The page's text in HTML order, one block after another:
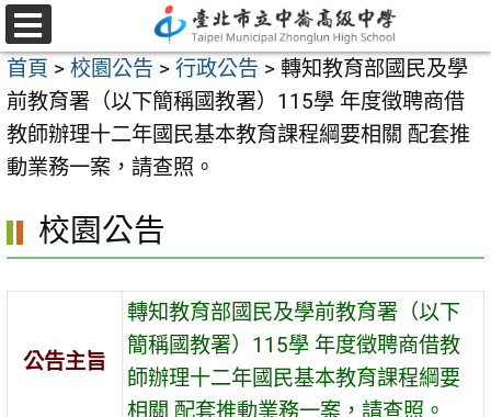
跳
至
主
要
內
容
選
單
首頁 > 校園公告 > 行政公告 > 轉知教育部國民及學
前教育署（以下簡稱國教署）115學 年度徵聘商借
教師辦理十二年國民基本教育課程綱要相關 配套推
動業務一案，請查照。
校園公告
公告主旨
轉知教育部國民及學前教育署（以下
簡稱國教署）115學 年度徵聘商借教
師辦理十二年國民基本教育課程綱要
相關 配套推動業務一案，請查照。